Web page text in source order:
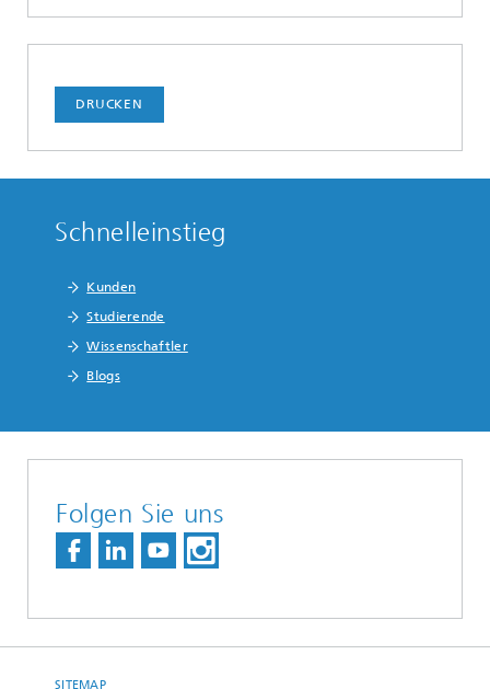
DRUCKEN
Schnelleinstieg
Kunden
Studierende
Wissenschaftler
Blogs
Folgen Sie uns
SITEMAP